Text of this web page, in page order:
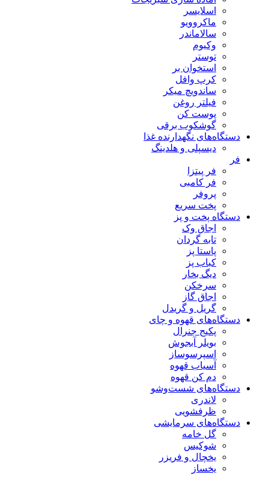
اسلایسر
ماکروویو
سالاماندر
وکیوم
توستر
استخوان بر
کرپ وافل
ساندویچ میکر
فیلتر روغن
پوست کن
گوشکوب برقی
دستگاه‌های نگهدارنده غذا
دیسپلی و هلدینگ
فر
فر پیتزا
فر کامبی
پروفر
پخت سریع
دستگاه‌ پخت و پز
اجاق وک
تابه گردان
پاستا پز
کباب پز
دیگ بخار
سرخکن
اجاق گاز
گریل و گریدل
دستگاه‌های قهوه و چای
پکیج جنرال
بویلر آبجوش
اسپرسوساز
آسیاب قهوه
دم کن قهوه
دستگاه‌های شست‌و‌شو
لاندری
ظرفشویی
دستگاه‌های سرمایشی
گل خامه
شوکیس
یخچال و فریزر
یخساز